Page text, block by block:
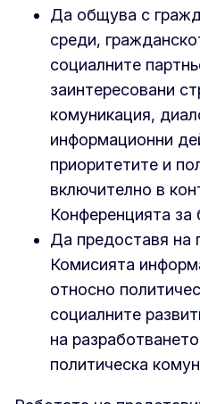
Да общува с
среди,
социалните
заинтересовани
комуникация,
информационни
приоритетите и
включително в
Конференцията
Да предоставя на
Комисията
относно
социалните
на
политическа